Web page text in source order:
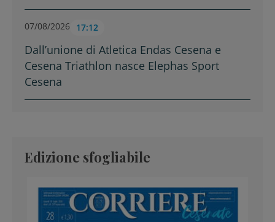
07/08/2026 17:12
Dall’unione di Atletica Endas Cesena e
Cesena Triathlon nasce Elephas Sport
Cesena
Edizione sfogliabile